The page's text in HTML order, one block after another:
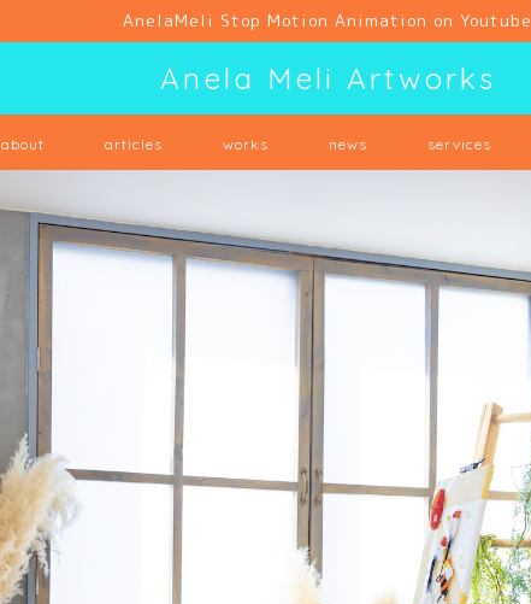
AnelaMeli Stop Motion Animation on Youtube
Anela Meli Artworks
about articles works news services